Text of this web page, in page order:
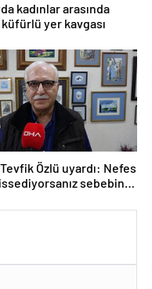
kadınlar arasında
yer kavgası
Özlü uyardı: Nefes
sebebini